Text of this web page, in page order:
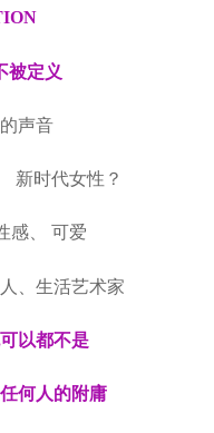
被定义
声音
时代女性？
、 可爱
、生活艺术家
以都不是
何人的附庸